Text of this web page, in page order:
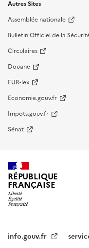
Autres Sites
Assemblée nationale
Bulletin Officiel de la
Circulaires
Douane
EUR-lex
Economie.gouv.fr
Impots.gouv.fr
Sénat
RÉPUBLIQUE
FRANÇAISE
info.gouv.fr